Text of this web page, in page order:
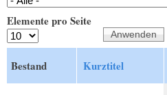
Elemente pro Seite
Bestand Kurztitel